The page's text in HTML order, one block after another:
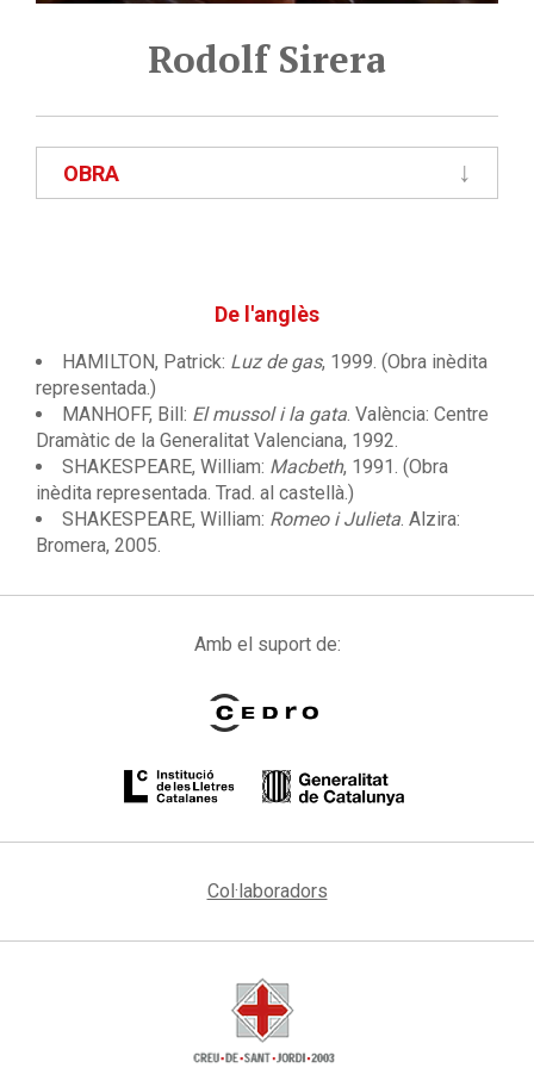
Rodolf Sirera
OBRA
De l'anglès
HAMILTON, Patrick: Luz de gas, 1999. (Obra inèdita
representada.)
MANHOFF, Bill: El mussol i la gata . València: Centre
Dramàtic de la Generalitat Valenciana, 1992.
SHAKESPEARE, William: Macbeth, 1991. (Obra
inèdita representada. Trad. al castellà.)
SHAKESPEARE, William: Romeo i Julieta . Alzira:
Bromera, 2005.
Amb el suport de:
Col·laboradors